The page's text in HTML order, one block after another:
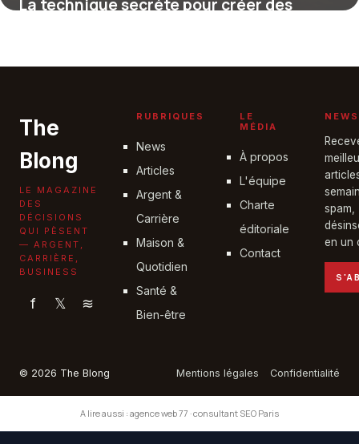
La technique secrète pour créer des
The
Blong
LE MAGAZINE
DES
DÉCISIONS
QUI PÈSENT
— ARGENT,
CARRIÈRE,
BUSINESS
f 𝕏 ≋
RUBRIQUES
News
Articles
Argent &
Carrière
Maison &
Quotidien
Santé &
Bien-être
LE
MÉDIA
À propos
L'équipe
Charte
éditoriale
Contact
spam,
en un
© 2026 The Blong Mentions légales Confidentialité
A lire aussi : agence web 77 ·consultant SEO Paris